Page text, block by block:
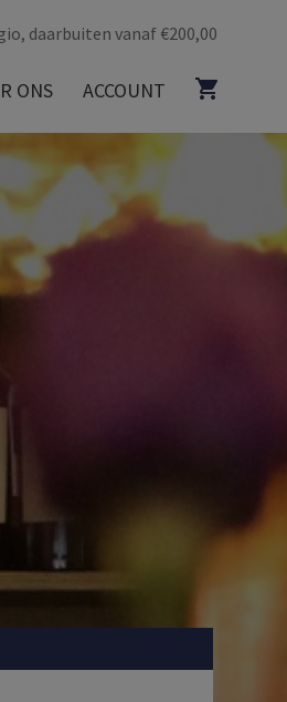
daarbuiten vanaf €200,00
ONS ACCOUNT